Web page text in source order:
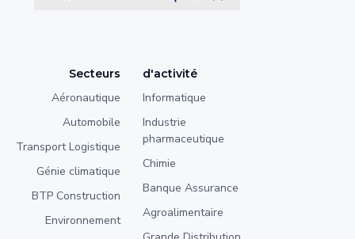
Secteurs
Aéronautique
Automobile
Transport Logistique
Génie climatique
BTP Construction
Environnement
d'activité
Informatique
Industrie
pharmaceutique
Chimie
Banque Assurance
Agroalimentaire